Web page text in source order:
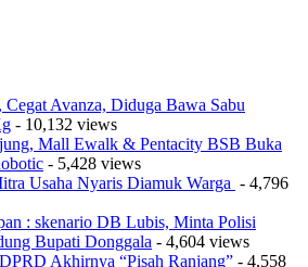
Avanza, Diduga Bawa Sabu
- 10,132 views
Mall Ewalk & Pentacity BSB Buka
- 5,428 views
Usaha Nyaris Diamuk Warga - 4,796
: skenario DB Lubis, Minta Polisi
Bupati Donggala - 4,604 views
Akhirnya “Pisah Ranjang” - 4,558